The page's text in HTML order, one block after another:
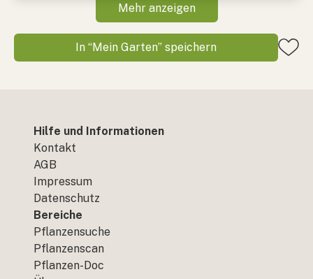
Mehr anzeigen
In “Mein Garten” speichern
Hilfe und Informationen
Kontakt
AGB
Impressum
Datenschutz
Bereiche
Pflanzensuche
Pflanzenscan
Pflanzen-Doc